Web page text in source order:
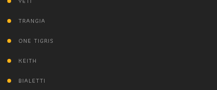
TRANGIA
ONE TIGRIS
KEITH
BIALETTI